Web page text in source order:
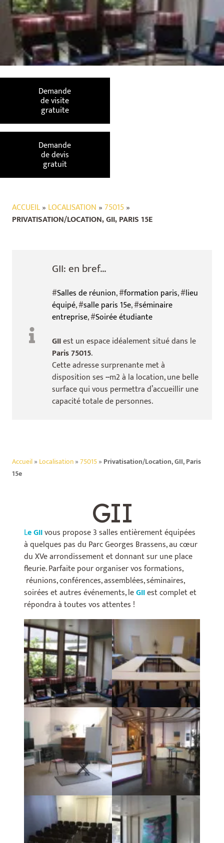
Demande
de visite
gratuite
Demande
de devis
gratuit
ACCUEIL» LOCALISATION » 75015»
PRIVATISATION/LOCATION, GII, PARIS 15E
GII: en bref...
#Salles de réunion, #formation paris, #lieu
équipé, #salle paris 15e, #séminaire
entreprise, #Soirée étudiante
GIIest un espace idéalement situé dans le
Paris 75015.
Cette adresse surprenante met à
disposition ses--m2 à la location, une belle
surface qui vous permettra d’accueillir une
capacité totale depersonnes.
Accueil» Localisation»75015» Privatisation/Location, GII, Paris
15e
GII
Le GIIvous propose 3 salles entièrement équipées
à quelques pas du Parc Georges Brassens, au cœur
du XVe arrondissement et donnant sur une place
fleurie. Parfaite pour organiser vos formations,
réunions, conférences, assemblées, séminaires,
soirées et autres événements, leGIIest complet et
répondra à toutes vos attentes !